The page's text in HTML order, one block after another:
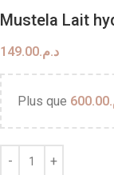
Mustela Lait
د.م.149.00
Plus que 600.00